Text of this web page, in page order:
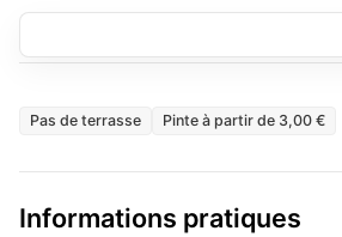
Pas de terrasse Pinte à partir de 3,00 €
Informations pratiques